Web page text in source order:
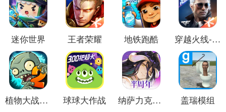
迷你世界 王者荣耀 地铁跑酷 穿越火线-枪战王者
植物大战僵尸2 球球大作战 纳萨力克之王 盖瑞模组